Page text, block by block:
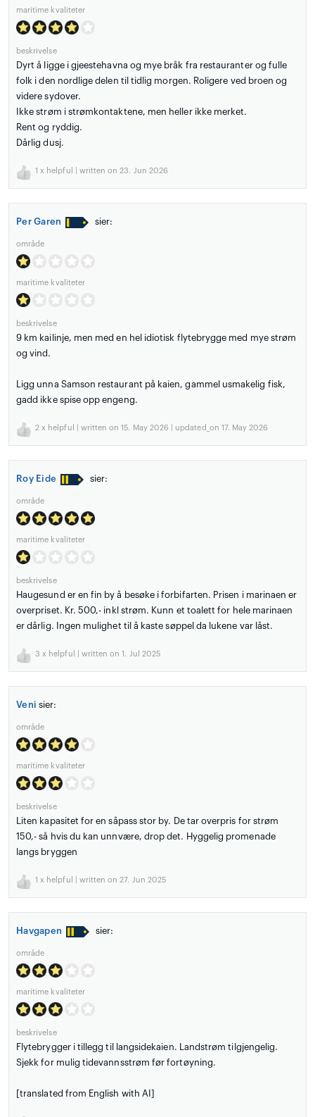
maritime kvaliteter
beskrivelse
Dyrt å ligge i gjeestehavna og mye bråk fra restauranter og fulle
folk i den nordlige delen til tidlig morgen. Roligere ved broen og
videre sydover.
Ikke strøm i strømkontaktene, men heller ikke merket.
Rent og ryddig.
Dårlig dusj.
1 x helpful | written on 23. Jun 2026
Per Garen sier:
område
maritime kvaliteter
beskrivelse
9 km kailinje, men med en hel idiotisk flytebrygge med mye strøm
og vind.
Ligg unna Samson restaurant på kaien, gammel usmakelig fisk,
gadd ikke spise opp engeng.
2 x helpful | written on 15. May 2026 | updated_on 17. May 2026
Roy Eide sier:
område
maritime kvaliteter
beskrivelse
Haugesund er en fin by å besøke i forbifarten. Prisen i marinaen er
overpriset. Kr. 500,- inkl strøm. Kunn et toalett for hele marinaen
er dårlig. Ingen mulighet til å kaste søppel da lukene var låst.
3 x helpful | written on 1. Jul 2025
Veni sier:
område
maritime kvaliteter
beskrivelse
Liten kapasitet for en såpass stor by. De tar overpris for strøm
150,- så hvis du kan unnvære, drop det. Hyggelig promenade
langs bryggen
1 x helpful | written on 27. Jun 2025
Havgapen sier:
område
maritime kvaliteter
beskrivelse
Flytebrygger i tillegg til langsidekaien. Landstrøm tilgjengelig.
Sjekk for mulig tidevannsstrøm før fortøyning.
[translated from English with AI]